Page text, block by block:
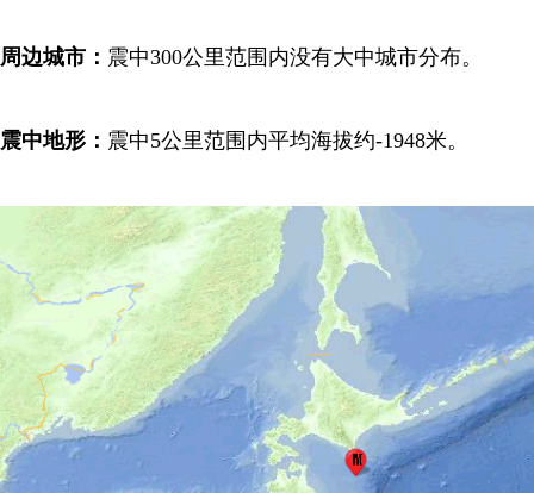
周边城市： 震中300公里范围内没有大中城市分布。
震中地形： 震中5公里范围内平均海拔约-1948米。